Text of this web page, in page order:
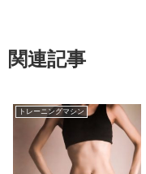
関連記事
トレーニングマシン